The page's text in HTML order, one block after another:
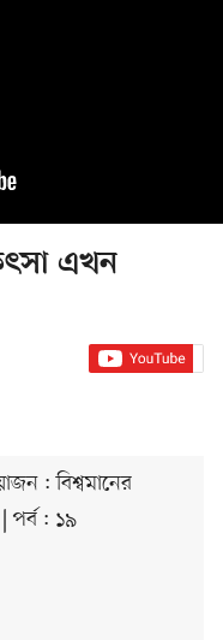
এখন
: বিশ্বমানের
পর্ব : ১৯